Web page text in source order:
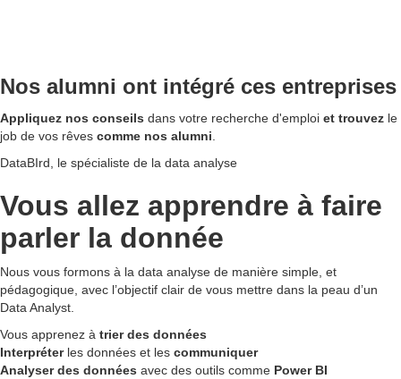
Nos alumni ont intégré ces entreprises
Appliquez nos conseils dans votre recherche d'emploi et trouvez le
job de vos rêves comme nos alumni.
DataBIrd, le spécialiste de la data analyse
Vous allez apprendre à faire
parler la donnée
Nous vous formons à la data analyse de manière simple, et
pédagogique, avec l’objectif clair de vous mettre dans la peau d’un
Data Analyst.
Vous apprenez à trier des données
Interpréter les données et les communiquer
Analyser des données avec des outils comme Power BI